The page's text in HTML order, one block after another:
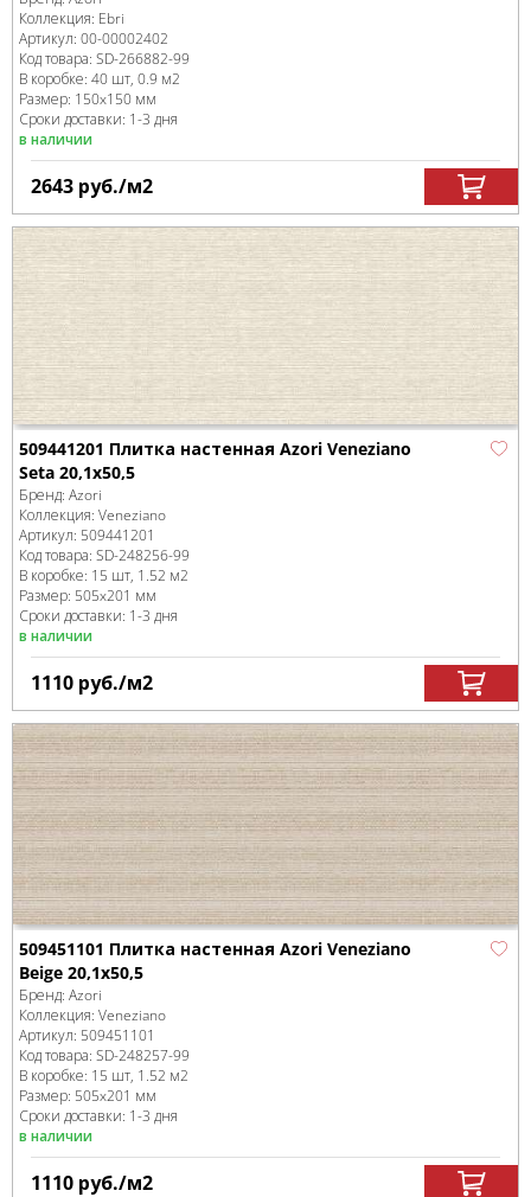
Коллекция: Ebri
Артикул: 00-00002402
Код товара: SD-266882-99
В коробке: 40 шт, 0.9 м2
Размер: 150x150 мм
Сроки доставки: 1-3 дня
в наличии
2643 руб./м2
509441201 Плитка настенная Azori Veneziano
Seta 20,1x50,5
Бренд: Azori
Коллекция: Veneziano
Артикул: 509441201
Код товара: SD-248256-99
В коробке: 15 шт, 1.52 м2
Размер: 505x201 мм
Сроки доставки: 1-3 дня
в наличии
1110 руб./м2
509451101 Плитка настенная Azori Veneziano
Beige 20,1x50,5
Бренд: Azori
Коллекция: Veneziano
Артикул: 509451101
Код товара: SD-248257-99
В коробке: 15 шт, 1.52 м2
Размер: 505x201 мм
Сроки доставки: 1-3 дня
в наличии
1110 руб./м2